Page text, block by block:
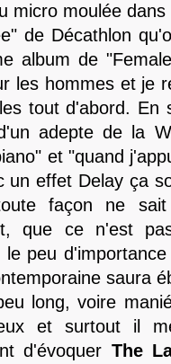
micro moulée
de Décathlon
album de
les hommes et je
tout d'abord.
adepte de la
et "quand
un effet Delay ça
façon ne
que ce n'est
le peu
saura
long, voire
et surtout il
d'évoquer The